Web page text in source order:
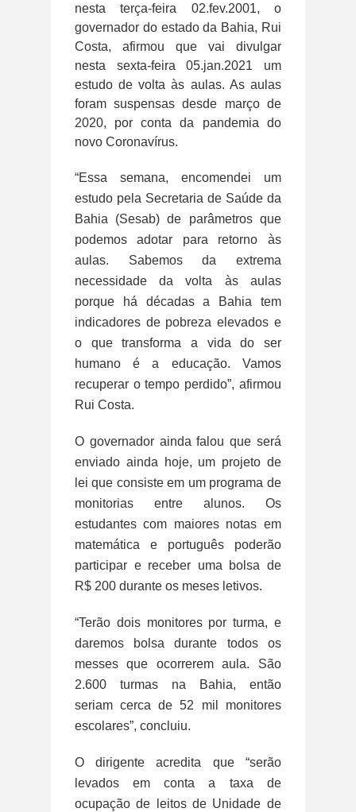
nesta terça-feira 02.fev.2001, o
governador do estado da Bahia, Rui
Costa, afirmou que vai divulgar
nesta sexta-feira 05.jan.2021 um
estudo de volta às aulas. As aulas
foram suspensas desde março de
2020, por conta da pandemia do
novo Coronavírus.
“Essa semana, encomendei um
estudo pela Secretaria de Saúde da
Bahia (Sesab) de parâmetros que
podemos adotar para retorno às
aulas. Sabemos da extrema
necessidade da volta às aulas
porque há décadas a Bahia tem
indicadores de pobreza elevados e
o que transforma a vida do ser
humano é a educação. Vamos
recuperar o tempo perdido”, afirmou
Rui Costa.
O governador ainda falou que será
enviado ainda hoje, um projeto de
lei que consiste em um programa de
monitorias entre alunos. Os
estudantes com maiores notas em
matemática e português poderão
participar e receber uma bolsa de
R$ 200 durante os meses letivos.
“Terão dois monitores por turma, e
daremos bolsa durante todos os
messes que ocorrerem aula. São
2.600 turmas na Bahia, então
seriam cerca de 52 mil monitores
escolares”, concluiu.
O dirigente acredita que “serão
levados em conta a taxa de
ocupação de leitos de Unidade de